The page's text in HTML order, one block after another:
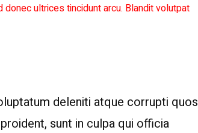
ultrices tincidunt arcu. Blandit volutpat
deleniti atque corrupti quos
sunt in culpa qui officia